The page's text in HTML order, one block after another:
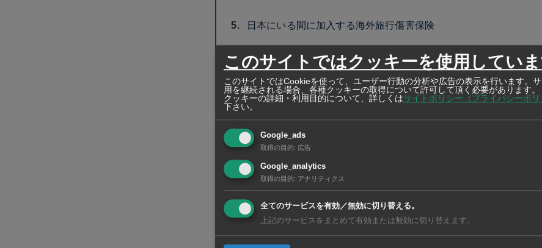
日本にいる間に加入する海外旅行傷害保険
タイの医療保険のまとめ
タイの民間医療保険
海外旅行傷害保険
タイの社会保険
保険に入らない場合
このサイトではクッキーを使用していま
このサイトではCookieを使って、ユーザー行動の分析や広告の表示を行います。サ
用を継続される場合、各種クッキーの取得について許可して頂く必要があります。
クッキーの詳細・利用目的について、詳しくはサイトポリシー（プライバシーポリ
下さい。
Google_ads
取得の目的: 広告
Google_analytics
取得の目的: アナリティクス
全てのサービスを有効／無効に切り替える。
上記のサービスをまとめて有効または無効に切り替えます。